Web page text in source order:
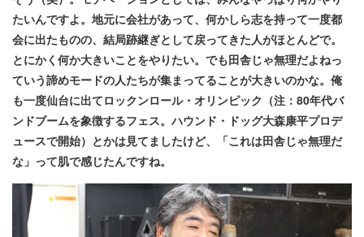
たいんですよ。地元に会社があって、何かしら志を持って一度都
会に出たものの、結局跡継ぎとして戻ってきた人がほとんどで。
とにかく何か大きいことをやりたい。でも田舎じゃ無理だよねっ
ていう諦めモードの人たちが集まってることが大きいのかな。俺
も一度仙台に出てロックンロール・オリンピック（注：80年代バ
ンドブームを象徴するフェス。ハウンド・ドッグ大森康平プロデ
ュースで開始）とかは見てましたけど、「これは田舎じゃ無理だ
な」って肌で感じたんですね。